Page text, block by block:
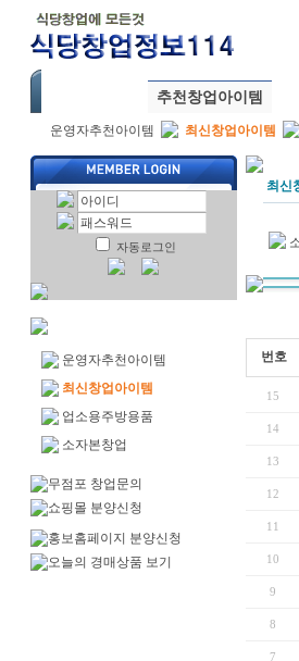
추천창업아이템
운영자추천아이템 최신창업아이템
자동로그인
운영자추천아이템
최신창업아이템
업소용주방용품
소자본창업
최신
번호
15
14
13
12
11
10
9
8
7